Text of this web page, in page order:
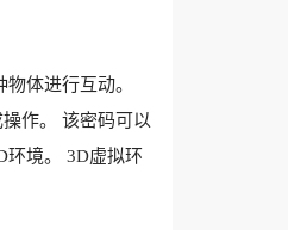
体进行互动。
作。 该密码可以
环境。 3D虚拟环